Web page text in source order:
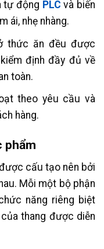
tự động PLC và biến
ái, nhẹ nhàng.
thức ăn đều được
định đầy đủ về
toàn.
theo yêu cầu và
hàng.
phẩm
cấu tạo nên bởi
Mỗi một bộ phận
năng riêng biệt
thang được diễn